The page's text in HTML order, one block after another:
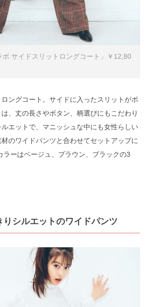
ボ サイドスリットロングコート」￥12,80
ングコート。サイドに入ったスリットがポ
、丈の長さやボタン、柄選びにもこだわり
エットで、マニッシュな中にも女性らしい
のワイドパンツと合わせてセットアップに
ラーはベージュ、ブラウン、ブラックの3
りシルエットのワイドパンツ